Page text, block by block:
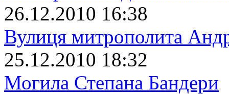
26.12.2010 16:38
Вулиця митрополита
25.12.2010 18:32
Могила Степана Бандери